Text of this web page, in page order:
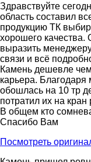
Здравствуйте
область составил
продукцию ТК
хорошего качества.
выразить
связи и всё
Камень дешевле
карьера.
обошлась на 10 тр
потратил их на кран
В общем кто
Спасибо Вам
Посмотреть